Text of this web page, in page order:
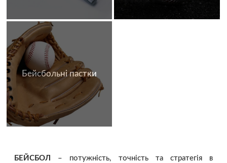
Бейсбольні пастки
БЕЙСБОЛ
– потужність, точність та стратегія в